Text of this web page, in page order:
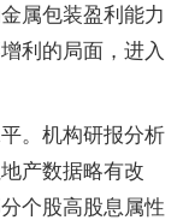
属包装盈利能力
利的局面，进入
。机构研报分析
产数据略有改
个股高股息属性